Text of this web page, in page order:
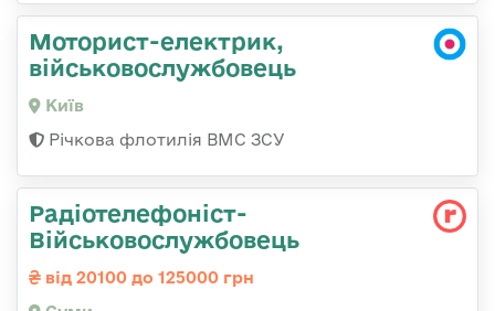
Моторист-електрик,
військовослужбовець
Київ
Річкова флотилія ВМС ЗСУ
Радіотелефоніст-
Військовослужбовець
від 20100 до 125000 грн